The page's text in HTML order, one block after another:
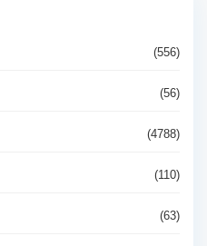
(556)
(56)
(4788)
(110)
(63)